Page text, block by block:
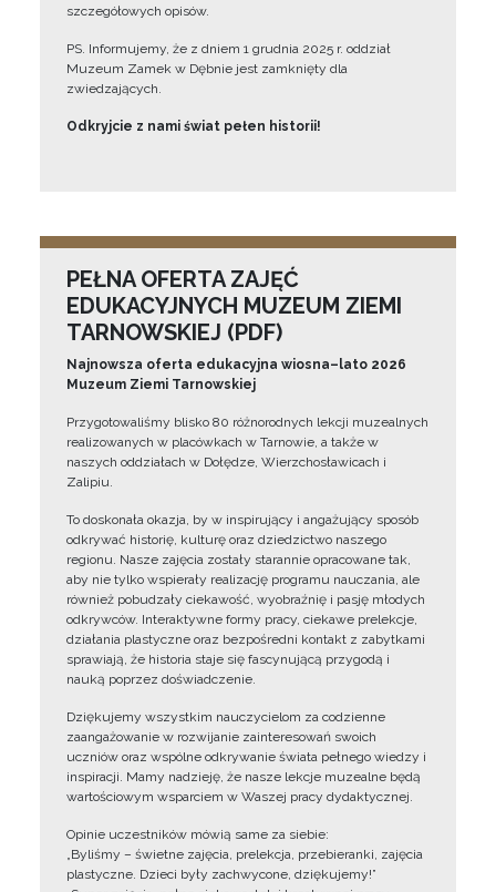
szczegółowych opisów.
PS. Informujemy, że z dniem 1 grudnia 2025 r. oddział
Muzeum Zamek w Dębnie jest zamknięty dla
zwiedzających.
Odkryjcie z nami świat pełen historii!
PEŁNA OFERTA ZAJĘĆ
EDUKACYJNYCH MUZEUM ZIEMI
TARNOWSKIEJ (PDF)
Najnowsza oferta edukacyjna wiosna–lato 2026
Muzeum Ziemi Tarnowskiej
Przygotowaliśmy blisko 80 różnorodnych lekcji muzealnych
realizowanych w placówkach w Tarnowie, a także w
naszych oddziałach w Dołędze, Wierzchosławicach i
Zalipiu.
To doskonała okazja, by w inspirujący i angażujący sposób
odkrywać historię, kulturę oraz dziedzictwo naszego
regionu. Nasze zajęcia zostały starannie opracowane tak,
aby nie tylko wspierały realizację programu nauczania, ale
również pobudzały ciekawość, wyobraźnię i pasję młodych
odkrywców. Interaktywne formy pracy, ciekawe prelekcje,
działania plastyczne oraz bezpośredni kontakt z zabytkami
sprawiają, że historia staje się fascynującą przygodą i
nauką poprzez doświadczenie.
Dziękujemy wszystkim nauczycielom za codzienne
zaangażowanie w rozwijanie zainteresowań swoich
uczniów oraz wspólne odkrywanie świata pełnego wiedzy i
inspiracji. Mamy nadzieję, że nasze lekcje muzealne będą
wartościowym wsparciem w Waszej pracy dydaktycznej.
Opinie uczestników mówią same za siebie:
„Byliśmy – świetne zajęcia, prelekcja, przebieranki, zajęcia
plastyczne. Dzieci były zachwycone, dziękujemy!”